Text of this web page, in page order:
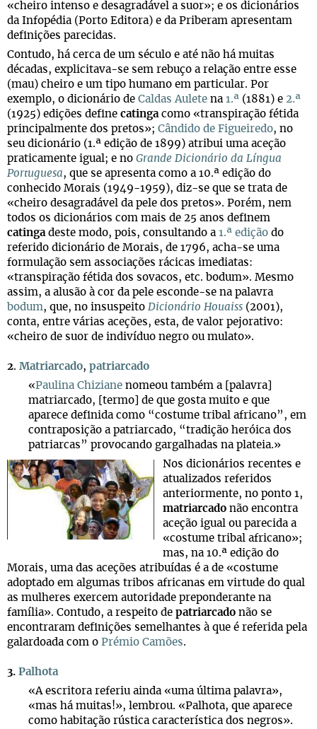
«cheiro intenso e desagradável a suor»; e os dicionários
da Infopédia (Porto Editora) e da Priberam apresentam
definições parecidas.
Contudo, há cerca de um século e até não há muitas
décadas, explicitava-se sem rebuço a relação entre esse
(mau) cheiro e um tipo humano em particular. Por
exemplo, o dicionário de Caldas Aulete na 1.ª (1881) e 2.ª
(1925) edições define catingacomo «transpiração fétida
principalmente dos pretos»; Cândido de Figueiredo, no
seu dicionário (1.ª edição de 1899) atribui uma aceção
praticamente igual; e no Grande Dicionário da Língua
Portuguesa, que se apresenta como a 10.ª edição do
conhecido Morais (1949-1959), diz-se que se trata de
«cheiro desagradável da pele dos pretos». Porém, nem
todos os dicionários com mais de 25 anos definem
catingadeste modo, pois, consultando a 1.ª edição do
referido dicionário de Morais, de 1796, acha-se uma
formulação sem associações rácicas imediatas:
«transpiração fétida dos sovacos, etc. bodum». Mesmo
assim, a alusão à cor da pele esconde-se na palavra
bodum, que, no insuspeito Dicionário Houaiss (2001),
conta, entre várias aceções, esta, de valor pejorativo:
«cheiro de suor de indivíduo negro ou mulato».
2. Matriarcado, patriarcado
«Paulina Chiziane nomeou também a [palavra]
matriarcado, [termo] de que gosta muito e que
aparece definida como “costume tribal africano”, em
contraposição a patriarcado, “tradição heróica dos
patriarcas” provocando gargalhadas na plateia.»
Nos dicionários recentes e
atualizados referidos
anteriormente, no ponto 1,
matriarcado não encontra
aceção igual ou parecida a
«costume tribal africano»;
mas, na 10.ª edição do
Morais, uma das aceções atribuídas é a de «costume
adoptado em algumas tribos africanas em virtude do qual
as mulheres exercem autoridade preponderante na
família». Contudo, a respeito de patriarcado não se
encontraram definições semelhantes à que é referida pela
galardoada com o Prémio Camões.
3. Palhota
«A escritora referiu ainda «uma última palavra»,
«mas há muitas!», lembrou. «Palhota, que aparece
como habitação rústica característica dos negros».